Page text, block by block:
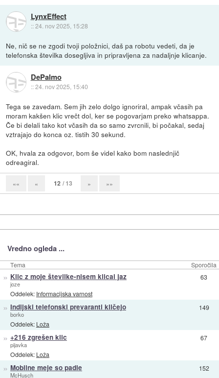
LynxEffect
::24. nov 2025, 15:28
Ne, nič se ne zgodi tvoji položnici, daš pa robotu vedeti, da je
telefonska številka dosegljiva in pripravljena za nadaljnje klicanje.
DePalmo
::24. nov 2025, 15:40
Tega se zavedam. Sem jih zelo dolgo ignoriral, ampak včasih pa
moram kakšen klic vrečt dol, ker se pogovarjam preko whatsappa.
Če bi delali tako kot včasih da so samo zvrcnili, bi počakal, sedaj
vztrajajo do konca oz. tistih 30 sekund.
OK, hvala za odgovor, bom še videl kako bom naslednjič
odreagiral.
«« « 12 / 13 » »»
Vredno ogleda ...
Tema Sporočila
» Klic z moje številke-nisem klical jaz
joze
Oddelek: Informacijska varnost
63
» Indijski telefonski prevaranti kličejo
borko
Oddelek: Loža
149
» +216 zgrešen klic
pijavka
Oddelek: Loža
67
» Mobilne meje so padle
McHusch
152